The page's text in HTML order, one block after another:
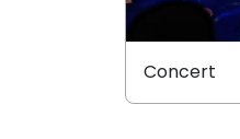
Concert